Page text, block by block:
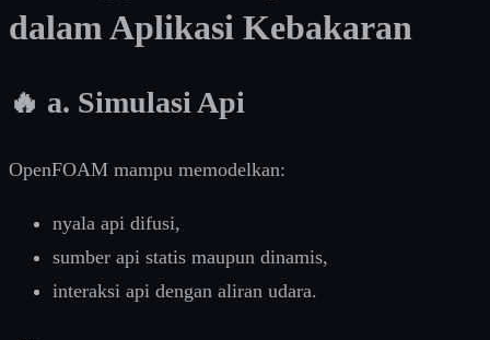
dalam Aplikasi Kebakaran
🔥 a. Simulasi Api
OpenFOAM mampu memodelkan:
nyala api difusi,
sumber api statis maupun dinamis,
interaksi api dengan aliran udara.